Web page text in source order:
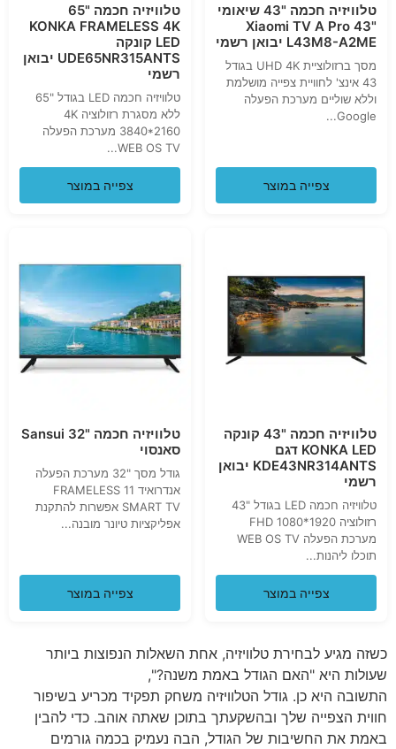
טלוויזיה חכמה "43 שיאומי
Xiaomi TV A Pro 43"
L43M8-A2ME יבואן רשמי
מסך ברזולוציית UHD 4K בגודל
43 אינצ' לחוויית צפייה מושלמת
וללא שוליים מערכת הפעלה
Google...
צפייה במוצר
טלוויזיה חכמה "65
KONKA FRAMELESS 4K
LED קונקה
UDE65NR315ANTS יבואן
רשמי
טלוויזיה חכמה LED בגודל "65
ללא מסגרת רזולוציה 4K
3840*2160 מערכת הפעלה
WEB OS TV...
צפייה במוצר
טלוויזיה חכמה "43 קונקה
KONKA LED דגם
KDE43NR314ANTS יבואן
רשמי
טלוויזיה חכמה LED בגודל "43
רזולוציה 1920*1080 FHD
מערכת הפעלה WEB OS TV
תוכלו ליהנות...
צפייה במוצר
טלוויזיה חכמה "32 Sansui
סאנסוי
גודל מסך "32 מערכת הפעלה
אנדרואיד 11 FRAMELESS
SMART TV אפשרות להתקנת
אפליקציות טיונר מובנה...
צפייה במוצר
כשזה מגיע לבחירת טלוויזיה, אחת השאלות הנפוצות ביותר
שעולות היא "האם הגודל באמת משנה?",
התשובה היא כן. גודל הטלוויזיה משחק תפקיד מכריע בשיפור
חווית הצפייה שלך ובהשקעתך בתוכן שאתה אוהב. כדי להבין
באמת את החשיבות של הגודל, הבה נעמיק בכמה גורמים